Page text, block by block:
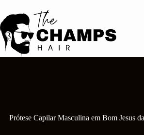
para
o
conteúdo
Prótese Capilar Masculina em Bom Jesus